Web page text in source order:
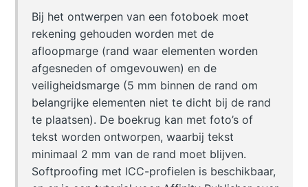
Bij het ontwerpen van een fotoboek moet
rekening gehouden worden met de
afloopmarge (rand waar elementen worden
afgesneden of omgevouwen) en de
veiligheidsmarge (5 mm binnen de rand om
belangrijke elementen niet te dicht bij de rand
te plaatsen). De boekrug kan met foto’s of
tekst worden ontworpen, waarbij tekst
minimaal 2 mm van de rand moet blijven.
Softproofing met ICC-profielen is beschikbaar,